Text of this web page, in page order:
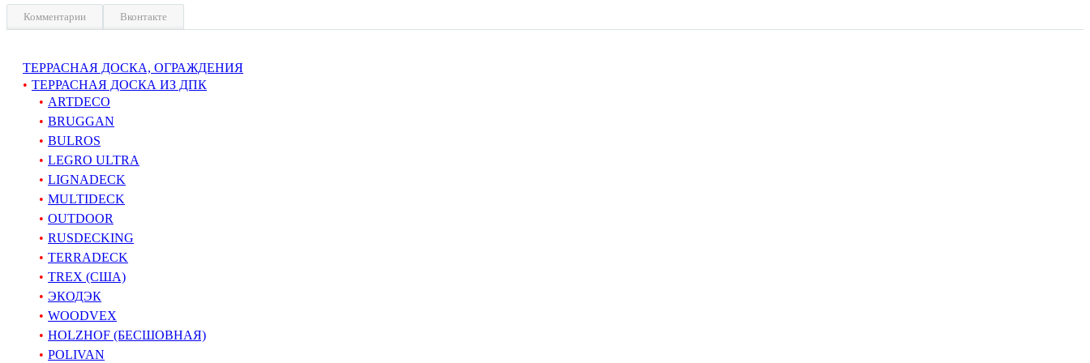
Комментарии Вконтакте
ТЕРРАСНАЯ ДОСКА, ОГРАЖДЕНИЯ
ТЕРРАСНАЯ ДОСКА ИЗ ДПК
ARTDECO
BRUGGAN
BULROS
LEGRO ULTRA
LIGNADECK
MULTIDECK
OUTDOOR
RUSDECKING
TERRADECK
TREX (США)
ЭКОДЭК
WOODVEX
HOLZHOF (БЕСШОВНАЯ)
POLIVAN